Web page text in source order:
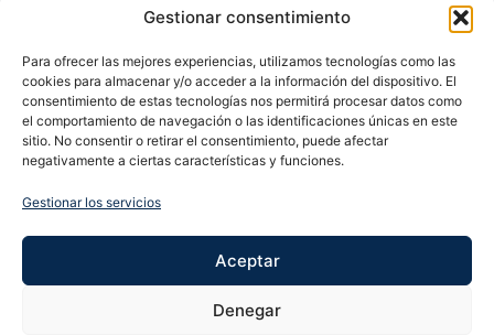
Gestionar consentimiento
Para ofrecer las mejores experiencias, utilizamos tecnologías como las
cookies para almacenar y/o acceder a la información del dispositivo. El
consentimiento de estas tecnologías nos permitirá procesar datos como
el comportamiento de navegación o las identificaciones únicas en este
sitio. No consentir o retirar el consentimiento, puede afectar
negativamente a ciertas características y funciones.
Gestionar los servicios
Aceptar
Denegar
Política de cookies (UE)
Boletín de noticias
¡¡Suscríbete y prometemos no dar mucho el
Te enviaremos sólo cosas importantes.